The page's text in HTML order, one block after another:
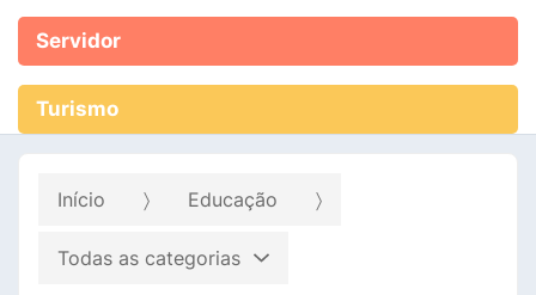
Servidor
Turismo
Início Educação
Todas as categorias